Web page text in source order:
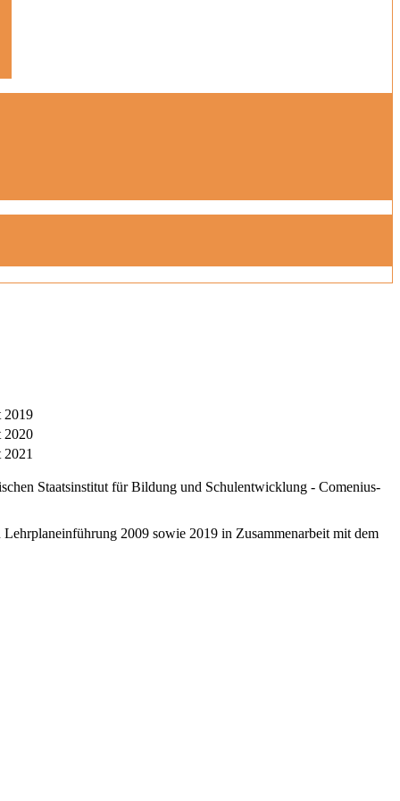
2019
2020
Staatsinstitut für Bildung und Schulentwicklung - Comenius-
2009 sowie 2019 in Zusammenarbeit mit dem